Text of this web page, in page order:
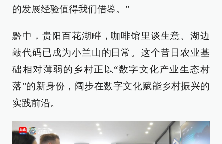
的发展经验值得我们借鉴。”
黔中，贵阳百花湖畔，咖啡馆里谈生意、湖边
敲代码已成为小兰山的日常。这个昔日农业基
础相对薄弱的乡村正以“数字文化产业生态村
落”的新身份，阔步在数字文化赋能乡村振兴的
实践前沿。